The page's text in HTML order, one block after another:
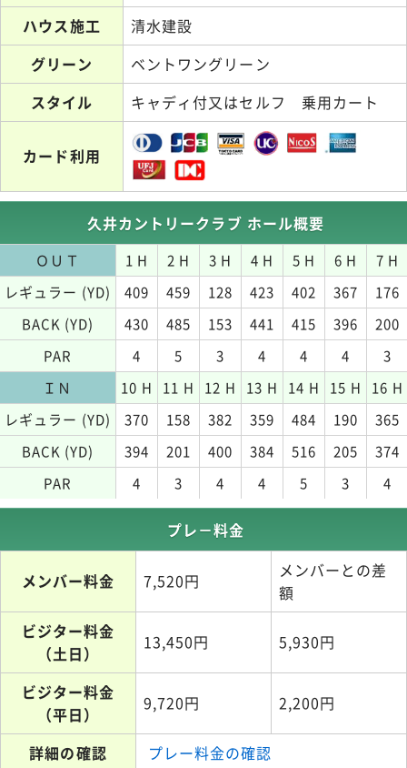
ハウス施工
清水建設
グリーン
ベントワングリーン
スタイル
キャディ付又はセルフ 乗用カート
カード利用
久井カントリークラブ ホール概要
ＯＵＴ 1 H 2 H 3 H 4 H 5 H 6 H
7 H
レギュラー (YD)
409 459 128 423 402 367
176
BACK (YD)
430 485 153 441 415 396
200
PAR
4 5 3 4 4 4
3
ＩＮ
10 H 11 H 12 H 13 H 14 H 15 H
16 H
レギュラー (YD)
370 158 382 359 484 190
365
BACK (YD)
394 201 400 384 516 205
374
PAR
4 3 4 4 5 3 4
プレ－料金
メンバー料金 7,520円
メンバーとの差
額
ビジター料金
（土日）
13,450円 5,930円
ビジター料金
（平日）
9,720円 2,200円
詳細の確認
プレー料金の確認